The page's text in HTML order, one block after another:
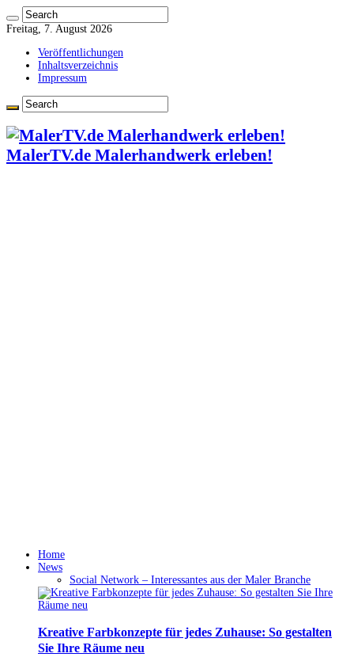
Freitag, 7. August 2026
Veröffentlichungen
Inhaltsverzeichnis
Impressum
MalerTV.de Malerhandwerk erleben!
Home
News
Social Network – Interessantes aus der Maler Branche
Kreative Farbkonzepte für jedes Zuhause: So gestalten
Sie Ihre Räume neu